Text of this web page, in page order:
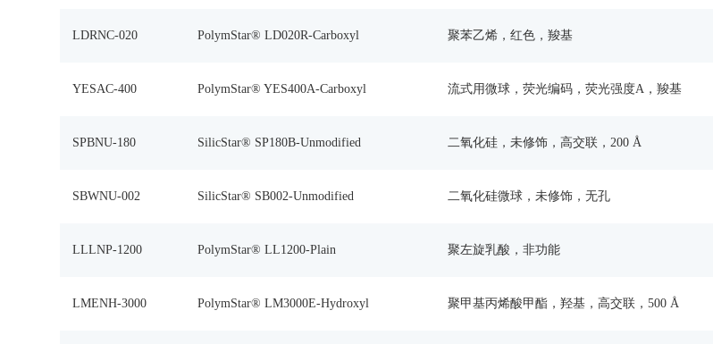
LDRNC-020 PolymStar® LD020R-Carboxyl 聚苯乙烯，红色，羧基
YESAC-400 PolymStar® YES400A-Carboxyl 流式用微球，荧光编码，荧光强度A，羧基
SPBNU-180 SilicStar® SP180B-Unmodified 二氧化硅，未修饰，高交联，200 Å
SBWNU-002 SilicStar® SB002-Unmodified 二氧化硅微球，未修饰，无孔
LLLNP-1200 PolymStar® LL1200-Plain 聚左旋乳酸，非功能
LMENH-3000 PolymStar® LM3000E-Hydroxyl 聚甲基丙烯酸甲酯，羟基，高交联，500 Å